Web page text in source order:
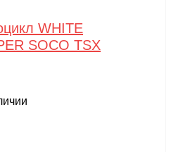
WHITE
SOCO TSX